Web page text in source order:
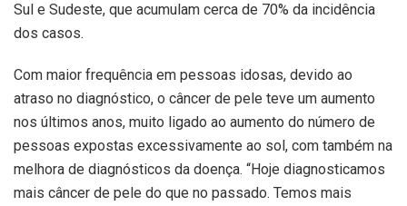
Sul e Sudeste, que acumulam cerca de 70% da incidência
dos casos.
Com maior frequência em pessoas idosas, devido ao
atraso no diagnóstico, o câncer de pele teve um aumento
nos últimos anos, muito ligado ao aumento do número de
pessoas expostas excessivamente ao sol, com também na
melhora de diagnósticos da doença. “Hoje diagnosticamos
mais câncer de pele do que no passado. Temos mais